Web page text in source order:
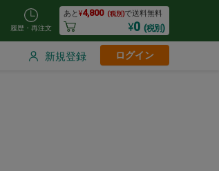
あと¥4,800 (税別)で送料無料
¥0 (税別)
新規登録 ログイン
履歴・再注文